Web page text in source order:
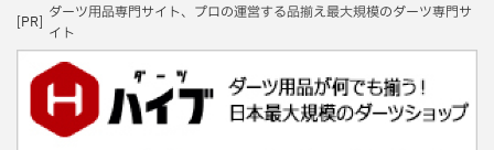
[PR]
ダーツ用品専門サイト、プロの運営する品揃え最大規模のダーツ専門サ
イト